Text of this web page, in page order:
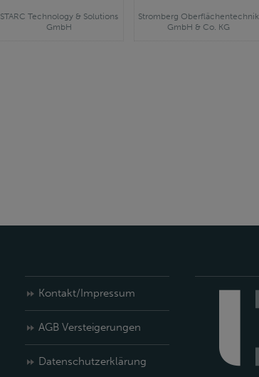
STARC Technology & Solutions
GmbH
Stromberg Oberflächentechnik
GmbH & Co. KG
Kontakt/Impressum
AGB Versteigerungen
Datenschutzerklärung